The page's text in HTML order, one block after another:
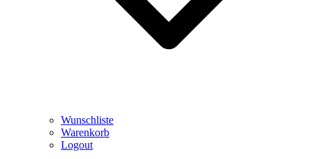
Wunschliste
Warenkorb
Logout